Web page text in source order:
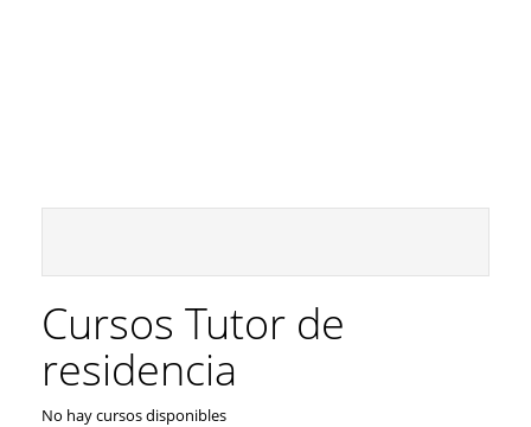
Cursos Tutor de
residencia
No hay cursos disponibles